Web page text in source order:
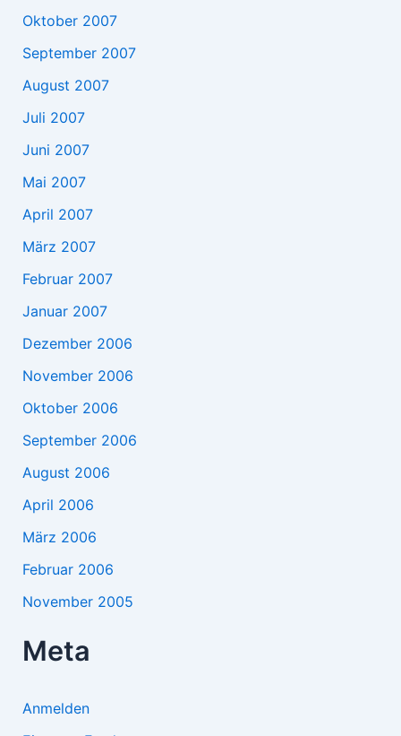
Oktober 2007
September 2007
August 2007
Juli 2007
Juni 2007
Mai 2007
April 2007
März 2007
Februar 2007
Januar 2007
Dezember 2006
November 2006
Oktober 2006
September 2006
August 2006
April 2006
März 2006
Februar 2006
November 2005
Meta
Anmelden